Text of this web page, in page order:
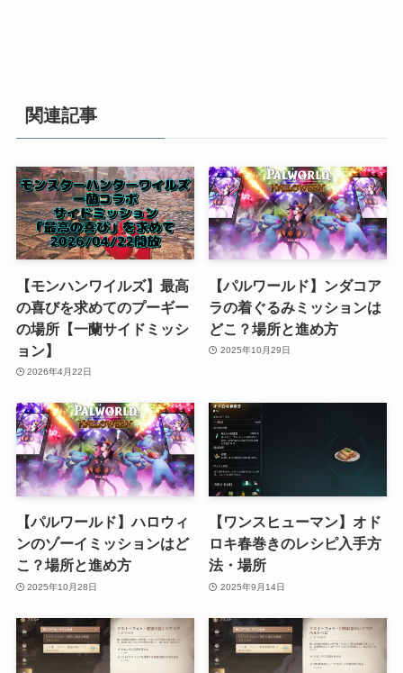
関連記事
【モンハンワイルズ】最高
の喜びを求めてのプーギー
の場所【一蘭サイドミッシ
ョン】
2026年4月22日
【パルワールド】ンダコア
ラの着ぐるみミッションは
どこ？場所と進め方
2025年10月29日
【パルワールド】ハロウィ
ンのゾーイミッションはど
こ？場所と進め方
2025年10月28日
【ワンスヒューマン】オド
ロキ春巻きのレシピ入手方
法・場所
2025年9月14日